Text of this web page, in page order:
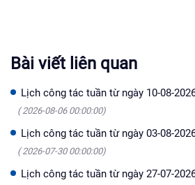
Bài viết liên quan
Lịch công tác tuần từ ngày 10-08-
( 2026-08-06 00:00:00)
Lịch công tác tuần từ ngày 03-08-
( 2026-07-30 00:00:00)
Lịch công tác tuần từ ngày 27-07-